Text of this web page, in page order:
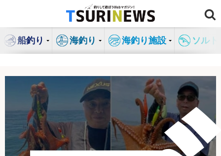
ン
船釣り 海釣り 海釣り施設 ソル